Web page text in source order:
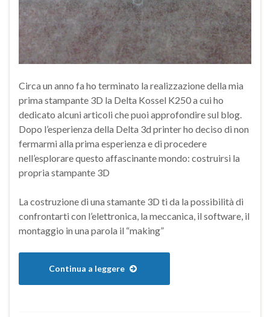
Circa un anno fa ho terminato la realizzazione della mia
prima stampante 3D la Delta Kossel K250 a cui ho
dedicato alcuni articoli che puoi approfondire sul blog.
Dopo l’esperienza della Delta 3d printer ho deciso di non
fermarmi alla prima esperienza e di procedere
nell’esplorare questo affascinante mondo: costruirsi la
propria stampante 3D
La costruzione di una stamante 3D ti da la possibilità di
confrontarti con l’elettronica, la meccanica, il software, il
montaggio in una parola il “making”
Continua a leggere